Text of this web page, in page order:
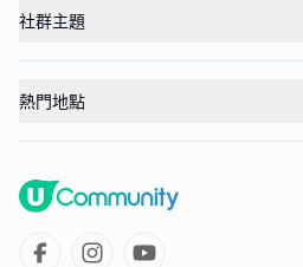
社群主題
熱門地點